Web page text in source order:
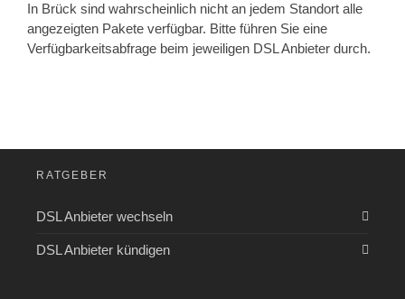
In Brück sind wahrscheinlich nicht an jedem Standort alle
angezeigten Pakete verfügbar. Bitte führen Sie eine
Verfügbarkeitsabfrage beim jeweiligen DSL Anbieter durch.
RATGEBER
DSL Anbieter wechseln
DSL Anbieter kündigen